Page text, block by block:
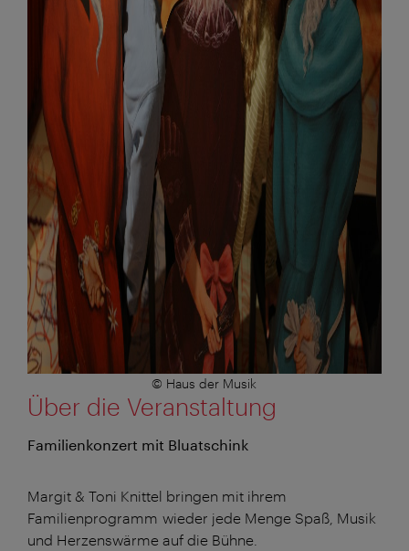
© Haus der Musik
Über die Veranstaltung
Familienkonzert mit Bluatschink
Margit & Toni Knittel bringen mit ihrem
Familienprogramm wieder jede Menge Spaß, Musik
und Herzenswärme auf die Bühne.